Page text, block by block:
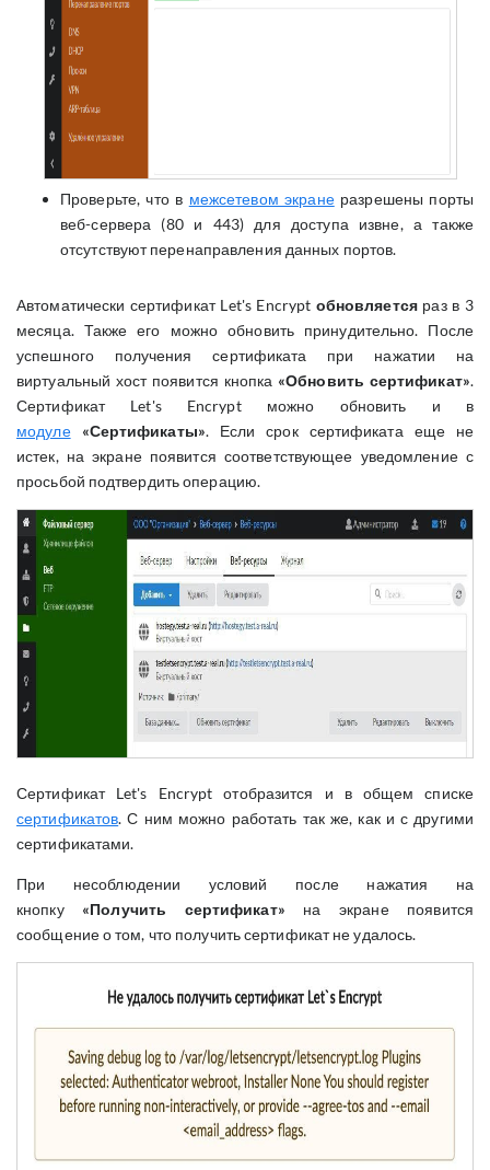
Проверьте, что в межсетевом экранеразрешены порты
веб-сервера (80 и 443) для доступа извне, а также
отсутствуют перенаправления данных портов.
Автоматически сертификат Let's Encrypt обновляетсяраз в 3
месяца. Также его можно обновить принудительно. После
успешного получения сертификата при нажатии на
виртуальный хост появится кнопка «Обновить сертификат».
Сертификат Let's Encrypt можно обновить и в
модуле
«Сертификаты». Если срок сертификата еще не
истек, на экране появится соответствующее уведомление с
просьбой подтвердить операцию.
Сертификат Let's Encrypt отобразится и в общем списке
сертификатов. С ним можно работать так же, как и с другими
сертификатами.
При несоблюдении условий после нажатия на
кнопку «Получить сертификат» на экране появится
сообщение о том, что получить сертификат не удалось.